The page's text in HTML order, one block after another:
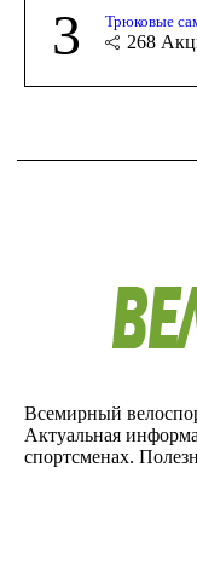
3 Трюковые
268
Всемирный
Актуальная
спортсменах.